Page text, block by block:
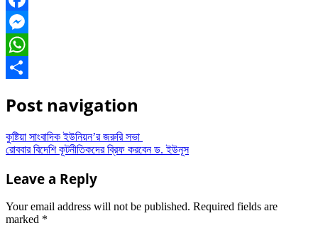
Facebook
Messenger
WhatsApp
Post navigation
কুষ্টিয়া সাংবাদিক ইউনিয়ন’র জরুরি সভা
রোববার বিদেশি কূটনীতিকদের ব্রিফ করবেন ড. ইউনূস
Leave a Reply
Your email address will not be published. Required fields are
marked *